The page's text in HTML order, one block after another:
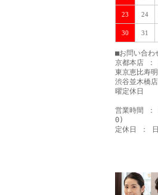
23 24
30 31
■お問い合わ
京都本店
東京恵比寿
渋谷並木橋
曜定休日
営業時間
0)
定休日 ：